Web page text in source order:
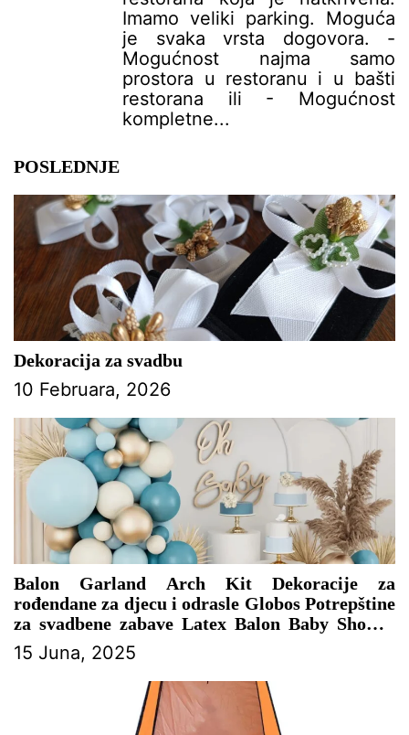
Imamo veliki parking. Moguća
je svaka vrsta dogovora. -
Mogućnost najma samo
prostora u restoranu i u bašti
restorana ili - Mogućnost
kompletne...
POSLEDNJE
Dekoracija za svadbu
10 Februara, 2026
Balon Garland Arch Kit Dekoracije za
rođendane za djecu i odrasle Globos Potrepštine
za svadbene zabave Latex Balon Baby Shower
Boy – DEKORACIJA ZA PROSLAVU
15 Juna, 2025